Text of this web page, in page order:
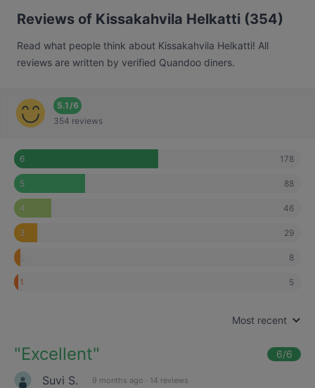
Reviews of Kissakahvila Helkatti (354)
Read what people think about Kissakahvila Helkatti! All
reviews are written by verified Quandoo diners.
5.1/6
354 reviews
6 178
5 88
4 46
3 29
8
1 5
Most recent
"Excellent" 6/6
Suvi S. 9 months ago · 14 reviews